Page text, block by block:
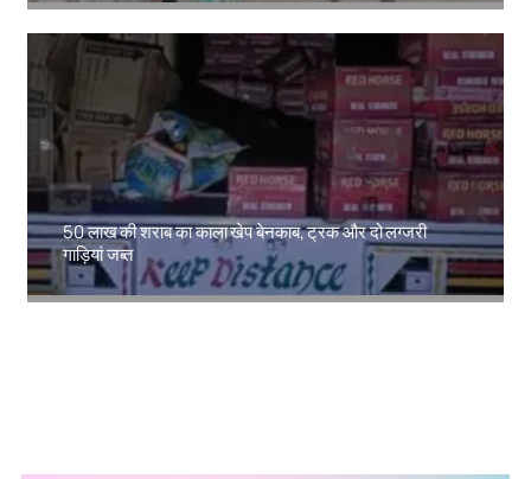
50 लाख की शराब का काला खेप बेनकाब, ट्रक और दो लग्जरी
गाड़ियां जब्त
Amit Lekh